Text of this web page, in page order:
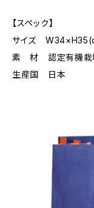
【スペック】
サイズ
素 材 認定有機栽
生産国 日本